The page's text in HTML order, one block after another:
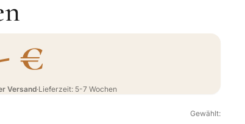
€
Versand·Lieferzeit: 5-7 Wochen
Gewählt: